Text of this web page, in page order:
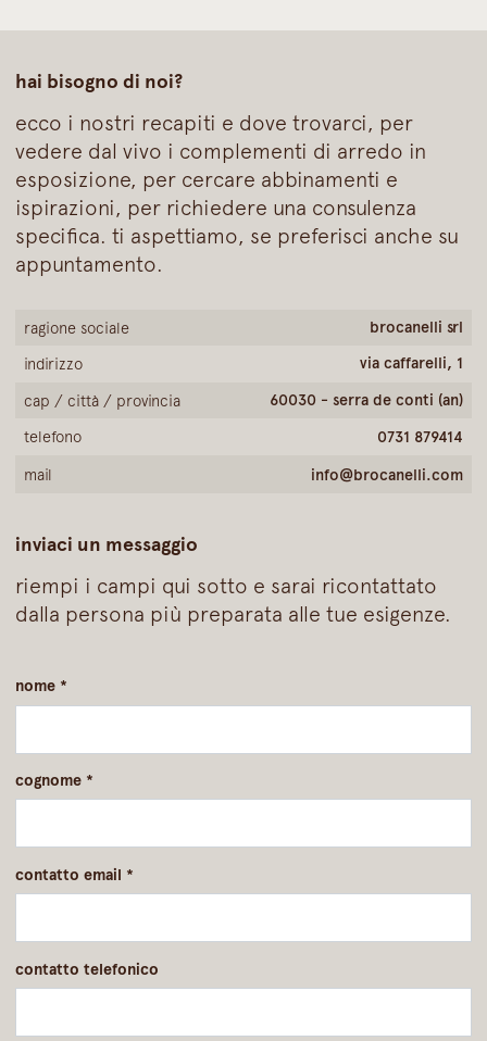
hai bisogno di noi?
ecco i nostri recapiti e dove trovarci, per
vedere dal vivo i complementi di arredo in
esposizione, per cercare abbinamenti e
ispirazioni, per richiedere una consulenza
specifica. ti aspettiamo, se preferisci anche su
appuntamento.
ragione sociale brocanelli srl
indirizzo via caffarelli, 1
cap / città / provincia 60030 - serra de conti (an)
telefono 0731 879414
mail info@brocanelli.com
inviaci un messaggio
riempi i campi qui sotto e sarai ricontattato
dalla persona più preparata alle tue esigenze.
nome *
cognome *
contatto email *
contatto telefonico